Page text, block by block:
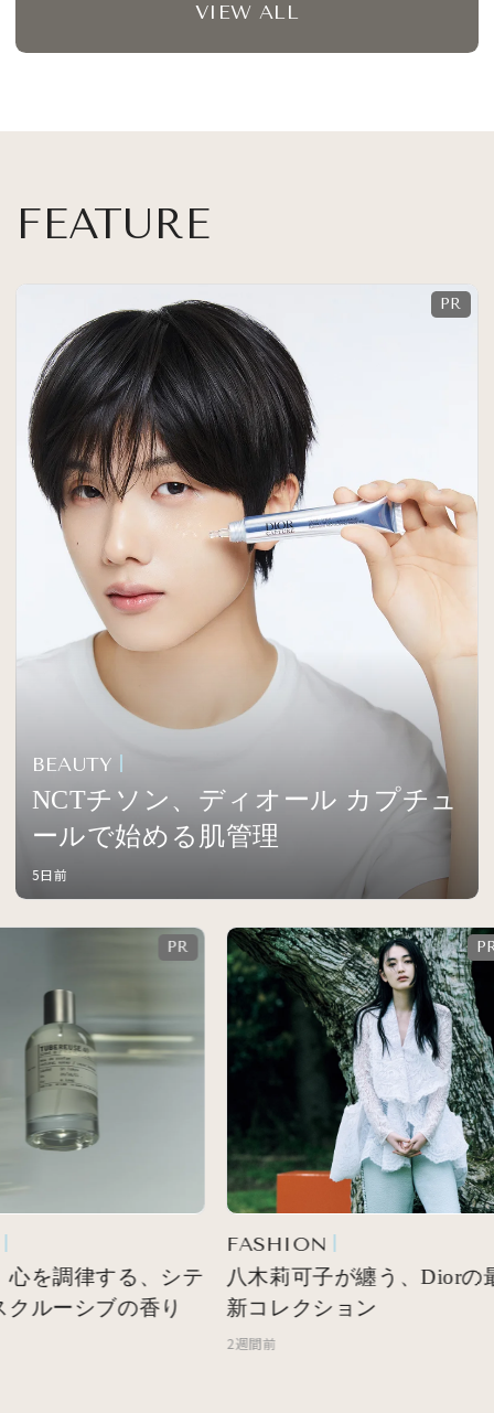
VIEW ALL
FEATURE
BEAUTY
NCTチソン、ディオール カプチュ
ールで始める肌管理
5日前
調律する、シテ
ルーシブの香り
FASHION
八木莉可子が纏う、Diorの最
新コレクション
2週間前